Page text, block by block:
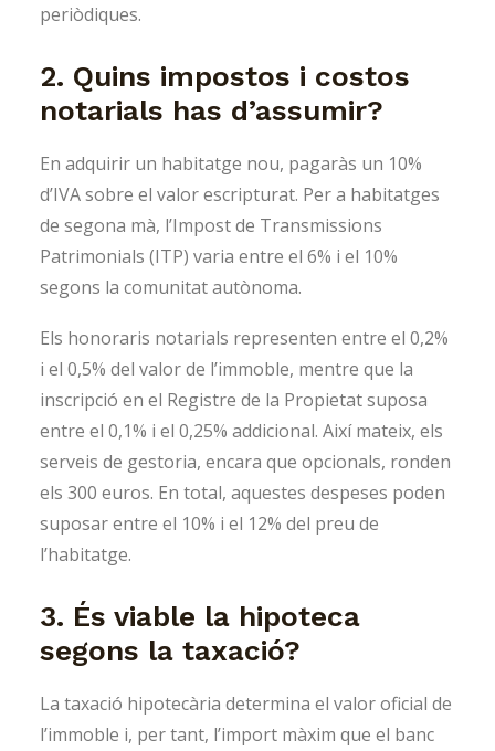
periòdiques.
2. Quins impostos i costos
notarials has d’assumir?
En adquirir un habitatge nou, pagaràs un 10%
d’IVA sobre el valor escripturat. Per a habitatges
de segona mà, l’Impost de Transmissions
Patrimonials (ITP) varia entre el 6% i el 10%
segons la comunitat autònoma.
Els honoraris notarials representen entre el 0,2%
i el 0,5% del valor de l’immoble, mentre que la
inscripció en el Registre de la Propietat suposa
entre el 0,1% i el 0,25% addicional. Així mateix, els
serveis de gestoria, encara que opcionals, ronden
els 300 euros. En total, aquestes despeses poden
suposar entre el 10% i el 12% del preu de
l’habitatge.
3. És viable la hipoteca
segons la taxació?
La taxació hipotecària determina el valor oficial de
l’immoble i, per tant, l’import màxim que el banc